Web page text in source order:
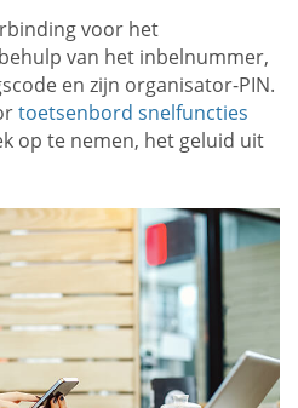
voor het
van het inbelnummer,
en zijn organisator-PIN.
toetsenbord snelfuncties
op te nemen, het geluid uit